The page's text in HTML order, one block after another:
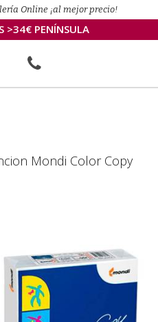
Online ¡al mejor precio!
>34€ PENÍNSULA
Mondi Color Copy